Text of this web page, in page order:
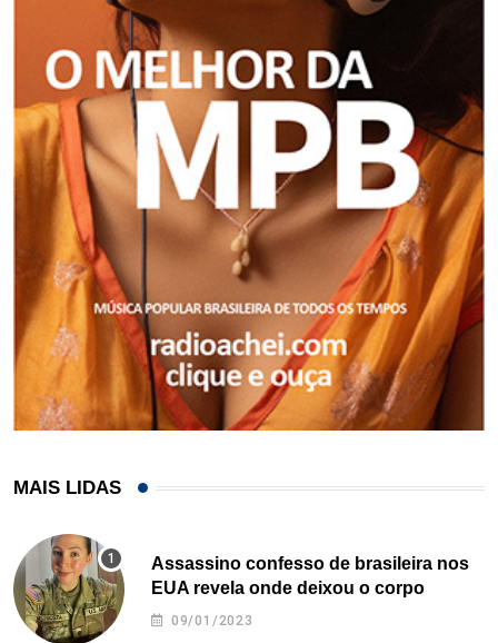
MAIS LIDAS
Assassino confesso de brasileira nos
EUA revela onde deixou o corpo
09/01/2023